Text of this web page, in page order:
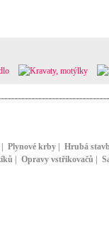
Plynové krby| Hrubá
Opravy vstřikovačů